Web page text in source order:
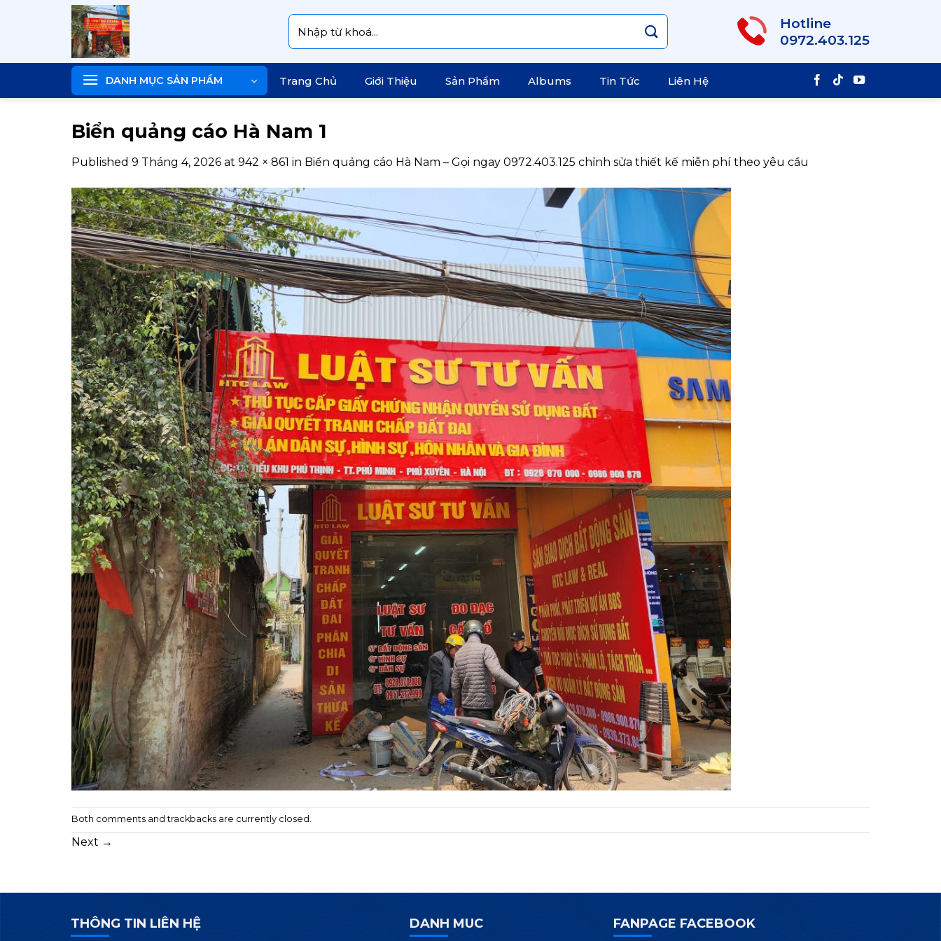
Tìm
kiếm:
Hotline
0972.403.125
DANH MỤC SẢN PHẨM Trang Chủ Giới Thiệu Sản Phẩm Albums Tin Tức Liên Hệ
Biển quảng cáo Hà Nam 1
Published 9 Tháng 4, 2026 at 942 × 861 in Biển quảng cáo Hà Nam – Gọi ngay 0972.403.125 chỉnh sửa thiết kế miễn phí theo yêu cầu
Both comments and trackbacks are currently closed.
Next →
THÔNG TIN LIÊN HỆ DANH MUC FANPAGE FACEBOOK